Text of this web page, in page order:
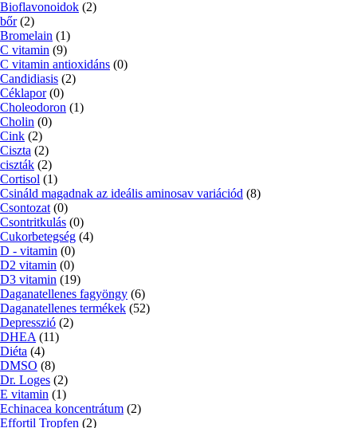
Bioflavonoidok (2)
bőr (2)
Bromelain (1)
C vitamin (9)
C vitamin antioxidáns (0)
Candidiasis (2)
Céklapor (0)
Choleodoron (1)
Cholin (0)
Cink (2)
Ciszta (2)
ciszták (2)
Cortisol (1)
Csináld magadnak az ideális aminosav variációd (8)
Csontozat (0)
Csontritkulás (0)
Cukorbetegség (4)
D - vitamin (0)
D2 vitamin (0)
D3 vitamin (19)
Daganatellenes fagyöngy (6)
Daganatellenes termékek (52)
Depresszió (2)
DHEA (11)
Diéta (4)
DMSO (8)
Dr. Loges (2)
E vitamin (1)
Echinacea koncentrátum (2)
Effortil Tropfen (2)